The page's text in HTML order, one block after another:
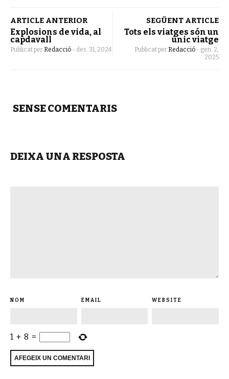
ARTICLE ANTERIOR
Explosions de vida, al
capdavall
Publicat per Redacció - des. 31, 2024
SEGÜENT ARTICLE
Tots els viatges són un
únic viatge
Publicat per Redacció - gen. 2,
2025
SENSE COMENTARIS
DEIXA UNA RESPOSTA
NOM EMAIL WEBSITE
1 + 8 =